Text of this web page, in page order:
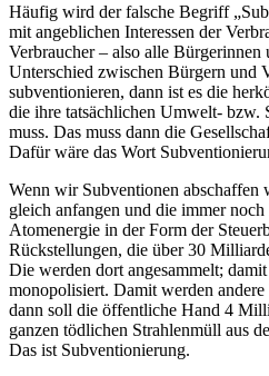
Häufig wird der falsche Begriff
mit angeblichen Interessen der
Verbraucher – also alle
Unterschied zwischen Bürgern und
subventionieren, dann ist es die
die ihre tatsächlichen Umwelt- bzw.
muss. Das muss dann die
Dafür wäre das Wort
Wenn wir Subventionen
gleich anfangen und die immer
Atomenergie in der Form der
Rückstellungen, die über 30
Die werden dort angesammelt;
monopolisiert. Damit werden
dann soll die öffentliche Hand 4
ganzen tödlichen Strahlenmüll aus
Das ist Subventionierung.